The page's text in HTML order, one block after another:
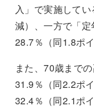
入」で実施して
減）、一方で「
28.7％（同1.8ポ
また、70歳まで
31.9％（同2.2ポ
32.4％（同2.1ポ